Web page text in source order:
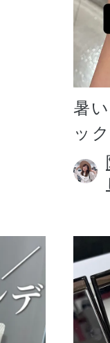
クリア
ズオイル
ア
暑
ッ